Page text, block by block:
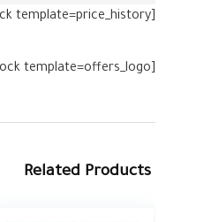
[content-egg-block template=price_history]
[content-egg-block template=offers_logo]
Related Products